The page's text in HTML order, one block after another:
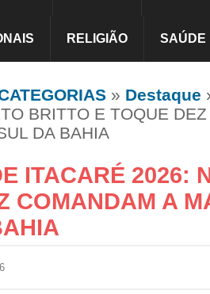
RELIGIÃO SAÚDE
» Destaque
BRITTO E TOQUE
DA BAHIA
ITACARÉ 2026:
COMANDAM A